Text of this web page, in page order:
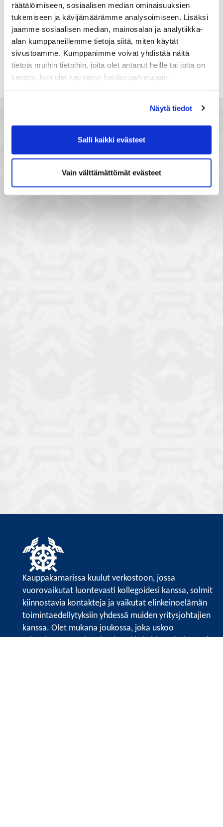
räätälöimiseen, sosiaalisen median ominaisuuksien
tukemiseen ja kävijämäärämme analysoimiseen. Lisäksi
jaamme sosiaalisen median, mainosalan ja analytiikka-
alan kumppaneillemme tietoja siitä, miten käytät
sivustoamme. Kumppanimme voivat yhdistää näitä
tietoja muihin tietoihin, joita olet antanut heille tai joita on
kerätty, kun olet käyttänyt heidän palvelujaan.
Näytä tiedot
Salli kaikki evästeet
Vain välttämättömät evästeet
Olen lukenut Satakunnan kauppakamarin
tietosuojaselosteenja hyväksyn henkilötietojeni
käsittelyn (*)
(*) Tieto on pakollinen
Kauppakamarissa kuulut verkostoon, jossa
vuorovaikutat luontevasti kollegoidesi kanssa, solmit
kiinnostavia kontakteja ja vaikutat elinkeinoelämän
toimintaedellytyksiin yhdessä muiden yritysjohtajien
kanssa. Olet mukana joukossa, joka uskoo